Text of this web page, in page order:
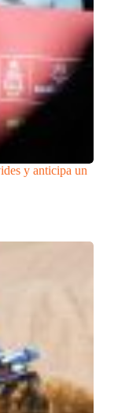
y anticipa un